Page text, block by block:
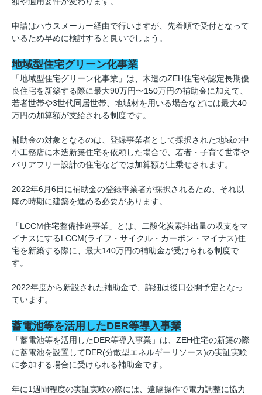
申請はハウスメーカー経由で行いますが、先着順で受付となって
いるため早めに検討すると良いでしょう。
地域型住宅グリーン化事業
「地域型住宅グリーン化事業」は、木造のZEH住宅や認定長期優
良住宅を新築する際に最大90万円〜150万円の補助金に加えて、
若者世帯や3世代同居世帯、地域材を用いる場合などには最大40
万円の加算額が支給される制度です。
補助金の対象となるのは、登録事業者として採択された地域の中
小工務店に木造新築住宅を依頼した場合で、若者・子育て世帯や
バリアフリー設計の住宅などでは加算額が上乗せされます。
2022年6月6日に補助金の登録事業者が採択されるため、それ以
降の時期に建築を進める必要があります。
「LCCM住宅整備推進事業」とは、二酸化炭素排出量の収支をマ
イナスにするLCCM(ライフ・サイクル・カーボン・マイナス)住
宅を新築する際に、最大140万円の補助金が受けられる制度で
す。
2022年度から新設された補助金で、詳細は後日公開予定となっ
ています。
蓄電池等を活用したDER等導入事業
「蓄電池等を活用したDER等導入事業」は、ZEH住宅の新築の際
に蓄電池を設置してDER(分散型エネルギーリソース)の実証実験
に参加する場合に受けられる補助金です。
年に1週間程度の実証実験の際には、遠隔操作で電力調整に協力